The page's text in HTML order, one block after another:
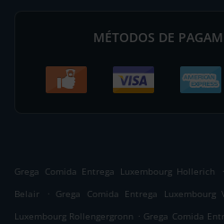
MÉTODOS DE
Grega Comida Entrega Luxembourg Hollerich .
Belair
. Grega Comida Entrega Luxembourg
Luxembourg Rollengergronn . Grega Comida